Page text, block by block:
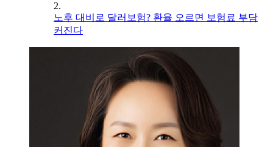
2.
노후 대비로 달러보험? 환율 오르면 보험료 부담
커진다